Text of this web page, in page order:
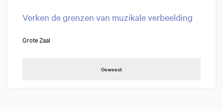
Verken de grenzen van muzikale verbeelding
Grote Zaal
Geweest